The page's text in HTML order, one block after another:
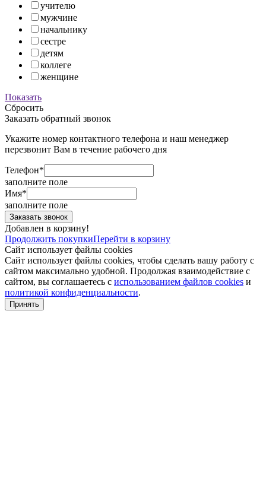
учителю
мужчине
начальнику
сестре
детям
коллеге
женщине
Показать
Сбросить
Заказать обратный звонок
Укажите номер контактного телефона и наш менеджер
перезвонит Вам в течение рабочего дня
Телефон*
заполните поле
Имя*
заполните поле
Добавлен в корзину!
Продолжить покупкиПерейти в корзину
Сайт использует файлы cookies
Сайт использует файлы cookies, чтобы сделать вашу работу с
сайтом максимально удобной. Продолжая взаимодействие с
сайтом, вы соглашаетесь с использованием файлов cookies и
политикой конфиденциальности.
Принять